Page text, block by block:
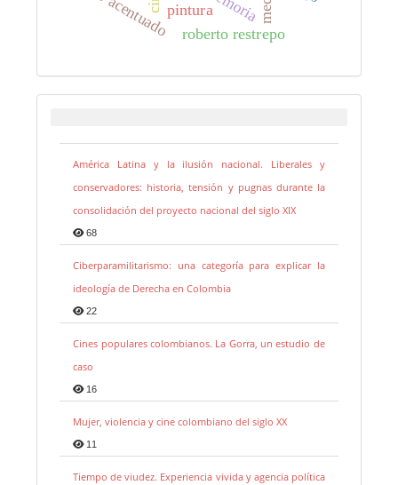
roberto restrepo
pintura
América Latina y la ilusión nacional. Liberales y
conservadores: historia, tensión y pugnas durante la
consolidación del proyecto nacional del siglo XIX
68
Ciberparamilitarismo: una categoría para explicar la
ideología de Derecha en Colombia
22
Cines populares colombianos. La Gorra, un estudio de
caso
16
Mujer, violencia y cine colombiano del siglo XX
11
Tiempo de viudez. Experiencia vivida y agencia política